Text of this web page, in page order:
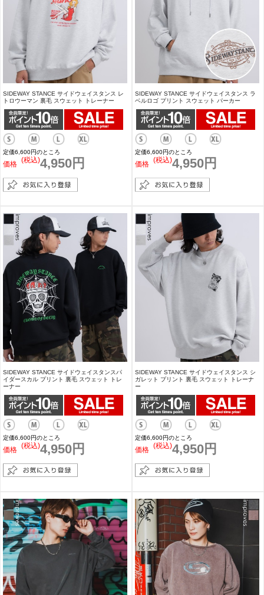
SIDEWAY STANCE サイドウェイスタンス レ
トロウーマン 裏毛 スウェット トレーナー
定価6,600円のところ
価格 4,950円
(税込)
SIDEWAY STANCE サイドウェイスタンス ラ
ベルロゴ プリント スウェット パーカー
定価6,600円のところ
価格 4,950円
(税込)
SIDEWAY STANCE サイドウェイスタンスパ
イダースカル プリント 裏毛 スウェット トレ
ーナー
定価6,600円のところ
価格 4,950円
(税込)
SIDEWAY STANCE サイドウェイスタンス シ
ガレット プリント 裏毛 スウェット トレーナ
ー
定価6,600円のところ
価格 4,950円
(税込)